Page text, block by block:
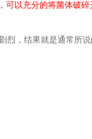
以充分的将菌体破碎
烈，结果就是通常所说